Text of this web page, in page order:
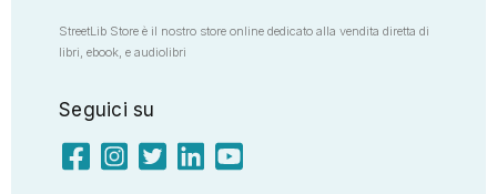
StreetLib Store è il nostro store online dedicato alla vendita diretta di
libri, ebook, e audiolibri
Seguici su